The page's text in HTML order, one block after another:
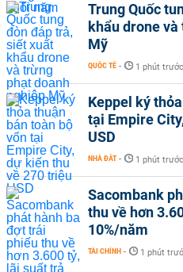
Trung Quốc
khẩu drone
Mỹ
QUỐC TẾ - 1 phút trước
Keppel ký
tại Empire
USD
NHÀ ĐẤT - 1 phút trước
Sacombank
thu về hơn
10%/năm
TÀI CHÍNH - 1 phút